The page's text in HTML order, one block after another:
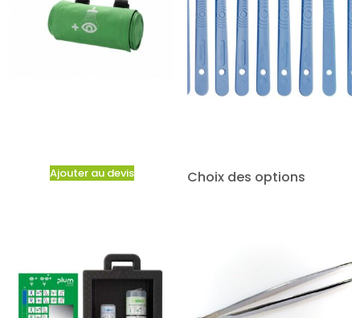
Ajouter au devis Choix des options